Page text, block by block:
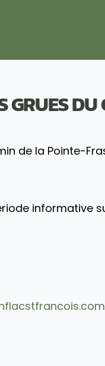
GRUES
de la Pointe-
informative